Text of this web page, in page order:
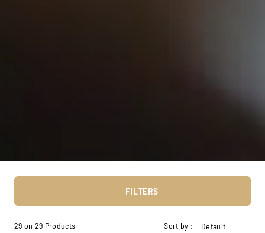
FILTERS
29 on 29 Products Sort by : Default